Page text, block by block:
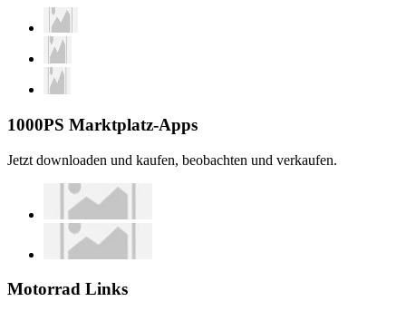
1000PS Marktplatz-Apps
Jetzt downloaden und kaufen, beobachten und verkaufen.
Motorrad Links